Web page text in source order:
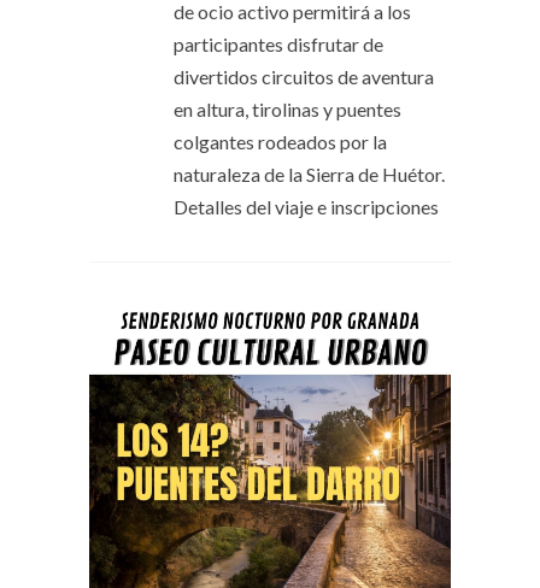
de ocio activo permitirá a los
participantes disfrutar de
divertidos circuitos de aventura
en altura, tirolinas y puentes
colgantes rodeados por la
naturaleza de la Sierra de Huétor.
Detalles del viaje e inscripciones